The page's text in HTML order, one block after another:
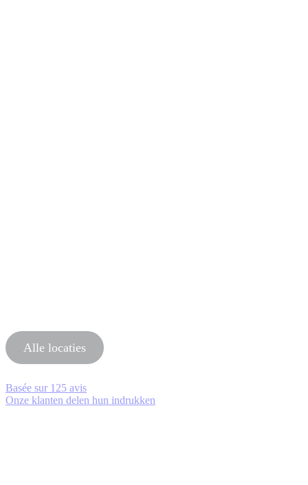
Alle locaties
Basée sur 125 avis
Onze klanten delen hun indrukken